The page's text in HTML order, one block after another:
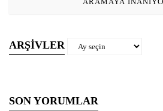
ARŞIVLER
SON YORUMLAR